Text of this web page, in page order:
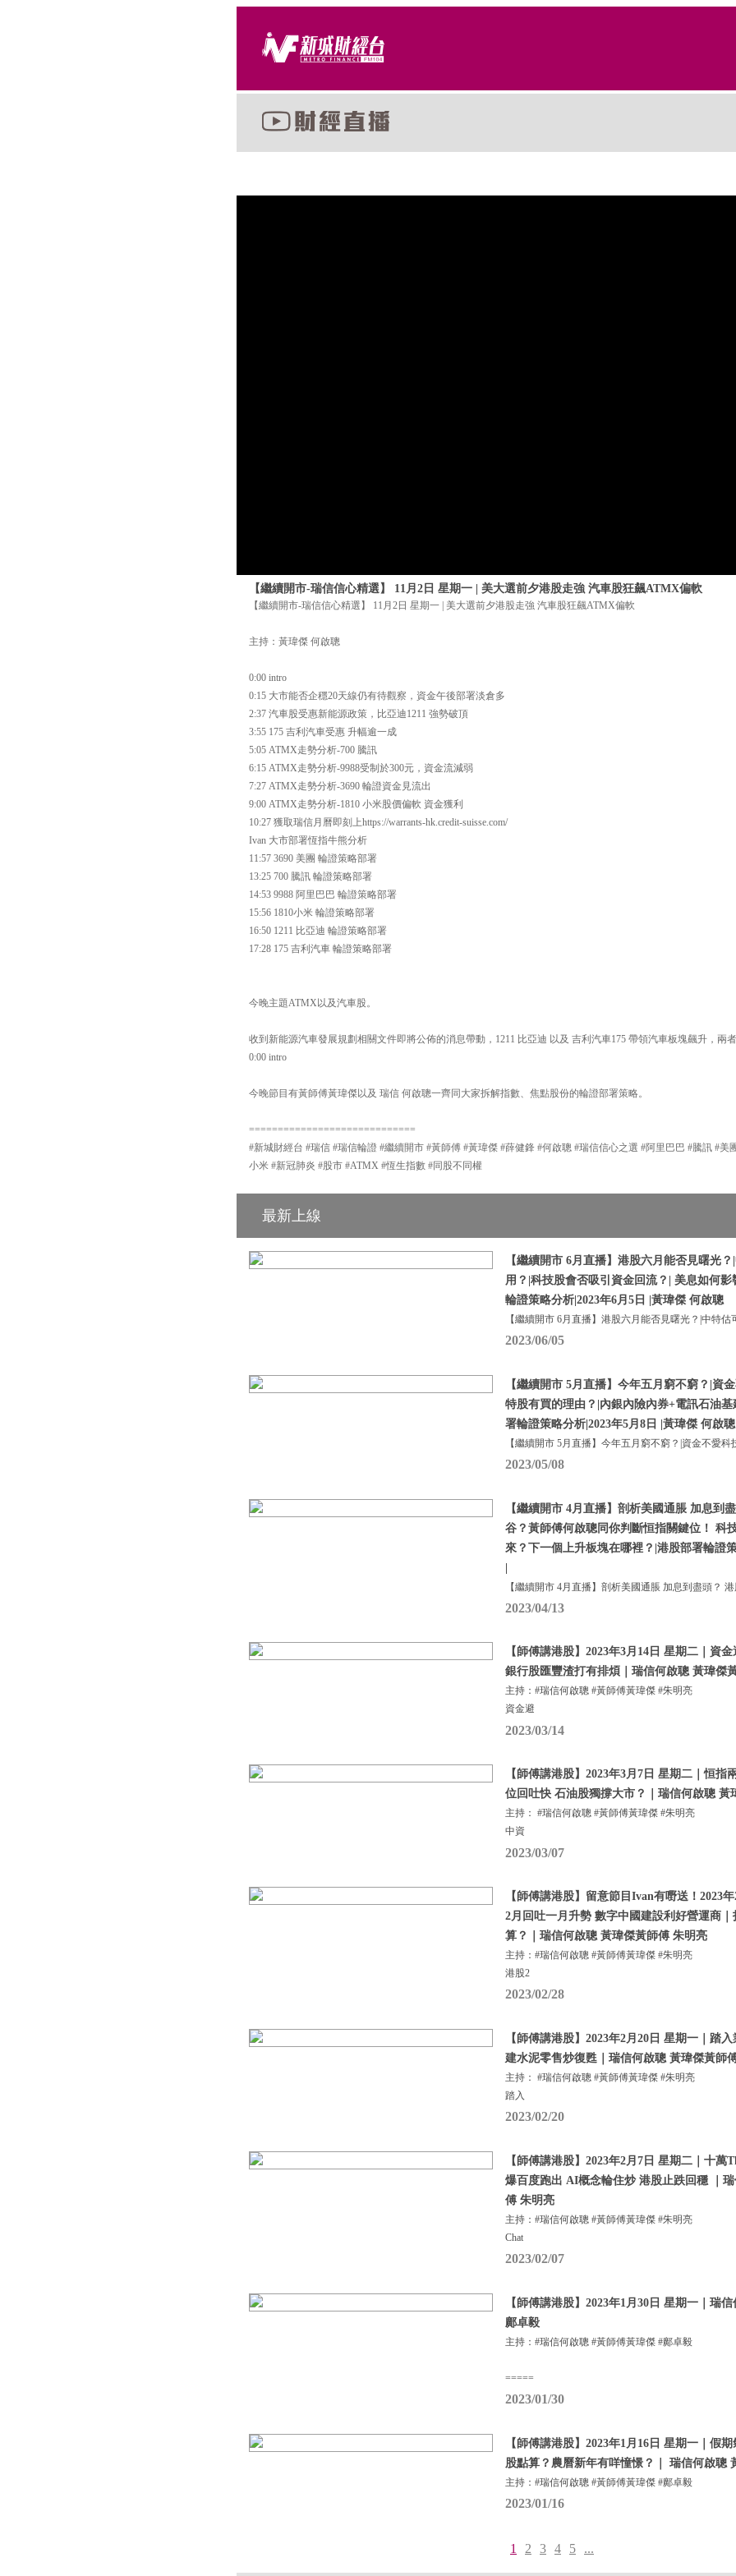
【繼續開市-瑞信信心精選】 11月2日 星期一 | 美大選前夕港股走強 汽車股狂飆ATMX偏軟
【繼續開市-瑞信信心精選】 11月2日 星期一 | 美大選前夕港股走強 汽車股狂飆ATMX偏軟
主持：黃瑋傑 何啟聰
0:00 intro
0:15 大市能否企穩20天線仍有待觀察，資金午後部署淡倉多
2:37 汽車股受惠新能源政策，比亞迪1211 強勢破頂
3:55 175 吉利汽車受惠 升幅逾一成
5:05 ATMX走勢分析-700 騰訊
6:15 ATMX走勢分析-9988受制於300元，資金流減弱
7:27 ATMX走勢分析-3690 輪證資金見流出
9:00 ATMX走勢分析-1810 小米股價偏軟 資金獲利
10:27 獲取瑞信月曆即刻上https://warrants-hk.credit-suisse.com/
Ivan 大市部署恆指牛熊分析
11:57 3690 美團 輪證策略部署
13:25 700 騰訊 輪證策略部署
14:53 9988 阿里巴巴 輪證策略部署
15:56 1810小米 輪證策略部署
16:50 1211 比亞迪 輪證策略部署
17:28 175 吉利汽車 輪證策略部署
今晚主題ATMX以及汽車股。
收到新能源汽車發展規劃相關文件即將公佈的消息帶動，1211 比亞迪 以及 吉利汽車175 帶領汽車板塊飆升，兩者
0:00 intro
今晚節目有黃師傅黃瑋傑以及 瑞信 何啟聰一齊同大家拆解指數、焦點股份的輪證部署策略。
=============================
#新城財經台 #瑞信 #瑞信輪證 #繼續開市 #黃師傅 #黃瑋傑 #薛健鋒 #何啟聰 #瑞信信心之選 #阿里巴巴 #騰訊 #美
小米 #新冠肺炎 #股市 #ATMX #恆生指數 #同股不同權
最新上線
【繼續開市 6月直播】港股六月能否見曙光
用？|科技股會否吸引資金回流？| 美息如何
輪證策略分析|2023年6月5日 |黃瑋傑 何啟聰
【繼續開市 6月直播】港股六月能否見曙光？|中特估
2023/06/05
【繼續開市 5月直播】今年五月窮不窮？|資
特股有買的理由？|內銀內險內券+電訊石油
署輪證策略分析|2023年5月8日 |黃瑋傑 何啟聰
【繼續開市 5月直播】今年五月窮不窮？|資金不愛科
2023/05/08
【繼續開市 4月直播】剖析美國通脹 加息到
谷？黃師傅何啟聰同你判斷恒指關鍵位！ 科
來？下一個上升板塊在哪裡？|港股部署輪證
|
【繼續開市 4月直播】剖析美國通脹 加息到盡頭？
2023/04/13
【師傅講港股】2023年3月14日 星期二｜資
銀行股匯豐渣打有排煩｜瑞信何啟聰 黃瑋傑
主持：#瑞信何啟聰 #黃師傅黃瑋傑 #朱明亮
資金避
2023/03/14
【師傅講港股】2023年3月7日 星期二｜恒指
位回吐快 石油股獨撐大市？｜瑞信何啟聰 黃
主持： #瑞信何啟聰 #黃師傅黃瑋傑 #朱明亮
中資
2023/03/07
【師傅講港股】留意節目Ivan有嘢送！2023
2月回吐一月升勢 數字中國建設利好營運商
算？｜瑞信何啟聰 黃瑋傑黃師傅 朱明亮
主持：#瑞信何啟聰 #黃師傅黃瑋傑 #朱明亮
港股2
2023/02/28
【師傅講港股】2023年2月20日 星期一｜踏
建水泥零售炒復甦｜瑞信何啟聰 黃瑋傑黃師
主持： #瑞信何啟聰 #黃師傅黃瑋傑 #朱明亮
踏入
2023/02/20
【師傅講港股】2023年2月7日 星期二｜十萬
爆百度跑出 AI概念輪住炒 港股止跌回穩 ｜
傅 朱明亮
主持：#瑞信何啟聰 #黃師傅黃瑋傑 #朱明亮
Chat
2023/02/07
【師傅講港股】2023年1月30日 星期一｜瑞
鄺卓毅
主持：#瑞信何啟聰 #黃師傅黃瑋傑 #鄺卓毅
=====
2023/01/30
【師傅講港股】2023年1月16日 星期一｜假
股點算？農曆新年有咩憧憬？｜ 瑞信何啟聰
主持：#瑞信何啟聰 #黃師傅黃瑋傑 #鄺卓毅
2023/01/16
1 2 3 4 5 ...